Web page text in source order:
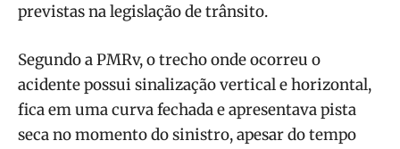
previstas na legislação de trânsito.
Segundo a PMRv, o trecho onde ocorreu o
acidente possui sinalização vertical e horizontal,
fica em uma curva fechada e apresentava pista
seca no momento do sinistro, apesar do tempo